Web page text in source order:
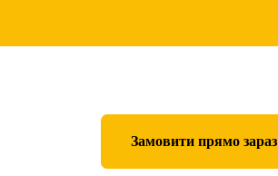
Замовити прямо зараз